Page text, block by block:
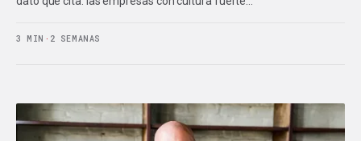
3 MIN · 2 SEMANAS